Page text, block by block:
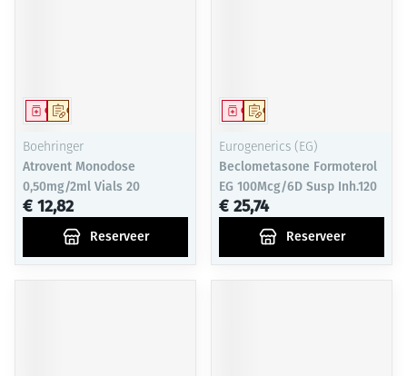
Op voorschrift
Geneesmiddel
Boehringer
Atrovent Monodose
0,50mg/2ml Vials 20
€ 12,82
Reserveer
Op voorschrift
Geneesmiddel
Eurogenerics (EG)
Beclometasone Formoterol
EG 100Mcg/6D Susp Inh.120
€ 25,74
Reserveer